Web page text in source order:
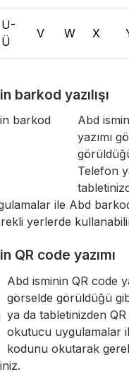
U-
Ü
V W X
barkod yazılışı
Abd
yazımı
Telefon
ile Abd
yerlerde
QR code yazımı
Abd isminin QR code
görselde görüldüğü
ya da tabletinizden
okutucu uygulamalar
kodunu okutarak